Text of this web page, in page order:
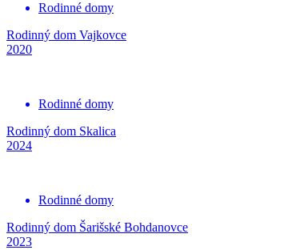
Rodinné domy
Rodinný dom Vajkovce
2020
Rodinné domy
Rodinný dom Skalica
2024
Rodinné domy
Rodinný dom Šarišské Bohdanovce
2023